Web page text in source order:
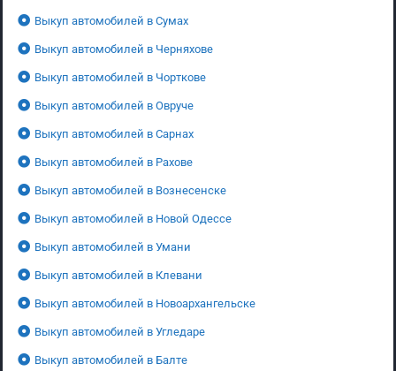
Выкуп автомобилей в Сумах
Выкуп автомобилей в Черняхове
Выкуп автомобилей в Чорткове
Выкуп автомобилей в Овруче
Выкуп автомобилей в Сарнах
Выкуп автомобилей в Рахове
Выкуп автомобилей в Вознесенске
Выкуп автомобилей в Новой Одессе
Выкуп автомобилей в Умани
Выкуп автомобилей в Клевани
Выкуп автомобилей в Новоархангельске
Выкуп автомобилей в Угледаре
Выкуп автомобилей в Балте